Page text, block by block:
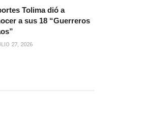
Tolima dió a
a sus 18 “Guerreros
27, 2026